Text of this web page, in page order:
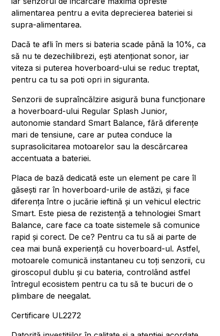
alimentarea pentru a evita deprecierea bateriei si
supra-alimentarea.
Dacă te afli în mers si bateria scade până la 10%, ca
să nu te dezechilibrezi, ești atenționat sonor, iar
viteza si puterea hoverboard-ului se reduc treptat,
pentru ca tu sa poti opri in siguranta.
Senzorii de supraîncălzire asigură buna funcționare
a hoverboard-ului Regular Splash Junior,
autonomie standard Smart Balance, fără diferențe
mari de tensiune, care ar putea conduce la
suprasolicitarea motoarelor sau la descărcarea
accentuata a bateriei.
Placa de bază dedicată este un element pe care îl
găsești rar în hoverboard-urile de astăzi, și face
diferența între o jucărie ieftină și un vehicul electric
Smart. Este piesa de rezistență a tehnologiei Smart
Balance, care face ca toate sistemele să comunice
rapid și corect. De ce? Pentru ca tu să ai parte de
cea mai bună experiență cu hoverboard-ul. Astfel,
motoarele comunică instantaneu cu toți senzorii, cu
giroscopul dublu și cu bateria, controlând astfel
întregul ecosistem pentru ca tu să te bucuri de o
plimbare de neegalat.
Certificare UL2272